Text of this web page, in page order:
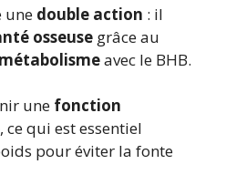
une double action : il
osseuse grâce au
métabolismeavec le BHB.
une fonction
, ce qui est essentiel
pour éviter la fonte